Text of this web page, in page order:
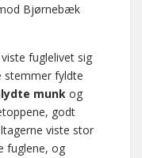
Bjørnebæk
fuglelivet sig
stemmer fyldte
munk og
godt
viste stor
fuglene, og